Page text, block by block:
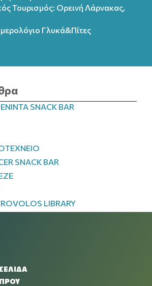
Τουρισμός: Ορεινή Λάρνακας,
Γλυκά&Πίτες
SNACK BAR
SNACK BAR
LIBRARY